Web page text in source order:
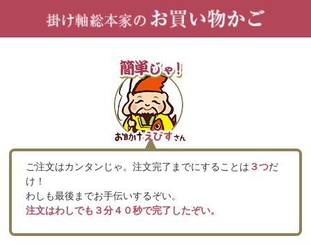
ご注文はカンタンじゃ。注文完了までにすることは ３つだ
け！
わしも最後までお手伝いするぞい。
注文はわしでも３分４０秒で完了したぞい。